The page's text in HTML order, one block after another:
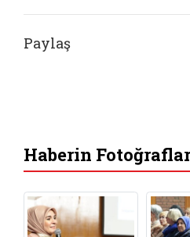
Paylaş
Haberin